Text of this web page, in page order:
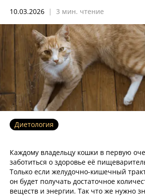
10.03.2026 | 3 мин. чтение
Диетология
Каждому владельцу кошки в первую
заботиться о здоровье её
Только если желудочно-кишечный
он будет получать достаточное
веществ и энергии. Так что же нужно